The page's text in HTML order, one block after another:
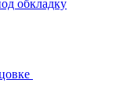
обкладку